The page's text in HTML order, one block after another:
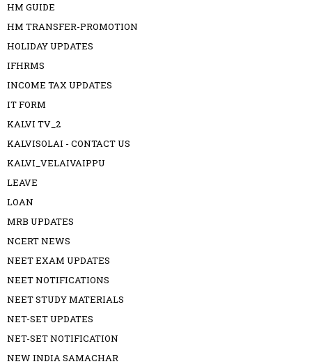
HM GUIDE
HM TRANSFER-PROMOTION
HOLIDAY UPDATES
IFHRMS
INCOME TAX UPDATES
IT FORM
KALVI TV_2
KALVISOLAI - CONTACT US
KALVI_VELAIVAIPPU
LEAVE
LOAN
MRB UPDATES
NCERT NEWS
NEET EXAM UPDATES
NEET NOTIFICATIONS
NEET STUDY MATERIALS
NET-SET UPDATES
NET-SET NOTIFICATION
NEW INDIA SAMACHAR